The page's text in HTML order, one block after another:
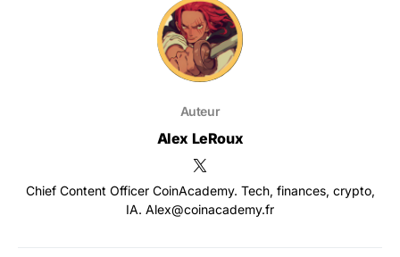
Auteur
Alex LeRoux
Chief Content Officer CoinAcademy. Tech, finances, crypto,
IA. Alex@coinacademy.fr